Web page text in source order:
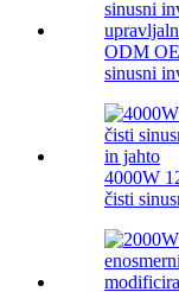
ODM
sinusni
4000W
čisti